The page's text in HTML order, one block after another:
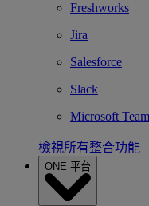
Freshworks
Jira
Salesforce
Slack
Microsoft
檢視所有整合功能
ONE 平台